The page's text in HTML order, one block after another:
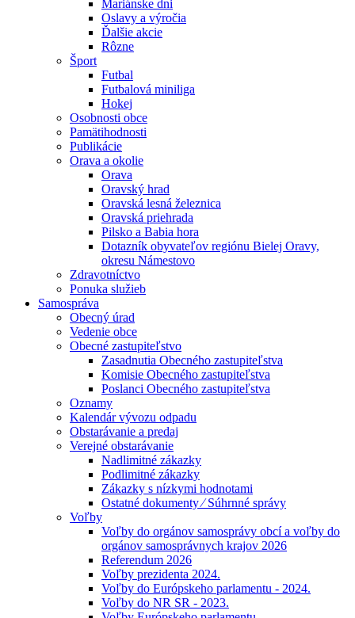
Mariánske dni
Oslavy a výročia
Ďalšie akcie
Rôzne
Šport
Futbal
Futbalová miniliga
Hokej
Osobnosti obce
Pamätihodnosti
Publikácie
Orava a okolie
Orava
Oravský hrad
Oravská lesná železnica
Oravská priehrada
Pilsko a Babia hora
Dotazník obyvateľov regiónu Bielej Oravy,
okresu Námestovo
Zdravotníctvo
Ponuka služieb
Samospráva
Obecný úrad
Vedenie obce
Obecné zastupiteľstvo
Zasadnutia Obecného zastupiteľstva
Komisie Obecného zastupiteľstva
Poslanci Obecného zastupiteľstva
Oznamy
Kalendár vývozu odpadu
Obstarávanie a predaj
Verejné obstarávanie
Nadlimitné zákazky
Podlimitné zákazky
Zákazky s nízkymi hodnotami
Ostatné dokumenty ⁄ Súhrnné správy
Voľby
Voľby do orgánov samosprávy obcí a voľby do
orgánov samosprávnych krajov 2026
Referendum 2026
Voľby prezidenta 2024.
Voľby do Európskeho parlamentu - 2024.
Voľby do NR SR - 2023.